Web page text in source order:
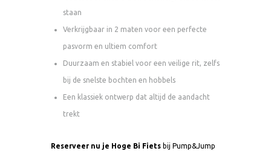
staan
Verkrijgbaar in 2 maten voor een perfecte
pasvorm en ultiem comfort
Duurzaam en stabiel voor een veilige rit, zelfs
bij de snelste bochten en hobbels
Een klassiek ontwerp dat altijd de aandacht
trekt
Reserveer nu je Hoge Bi Fiets bij Pump&Jump